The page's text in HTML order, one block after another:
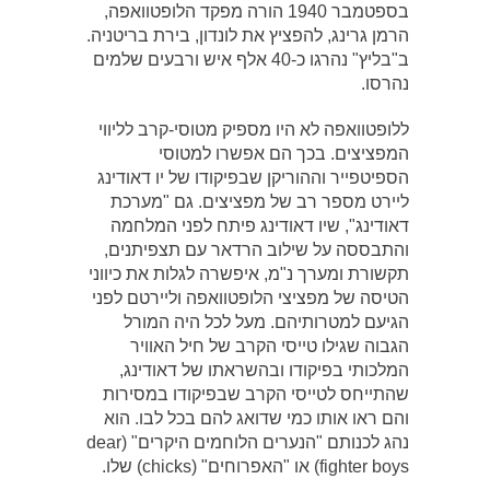
בספטמבר 1940 הורה מפקד הלופטוואפה,
הרמן גרינג, להפציץ את לונדון, בירת בריטניה.
ב"בליץ" נהרגו כ-40 אלף איש ורבעים שלמים
נהרסו.
ללופטוואפה לא היו מספיק מטוסי-קרב לליווי
המפציצים. בכך הם אפשרו למטוסי
הספיטפייר וההוריקן שבפיקודו של יו דאודינג
ליירט מספר רב של מפציצים. גם "מערכת
דאודינג", שיו דאודינג פיתח לפני המלחמה
והתבססה על שילוב הרדאר עם תצפיתנים,
תקשורת ומערך נ"מ, איפשרה לגלות את כיווני
הטיסה של מפציצי הלופטוואפה וליירטם לפני
הגיעם למטרותיהם. מעל לכל היה המורל
הגבוה שגילו טייסי הקרב של חיל האוויר
המלכותי בפיקודו ובהשראתו של דאודינג,
שהתייחס לטייסי הקרב שבפיקודו במסירות
והם ראו אותו כמי שדואג להם בכל לבו. הוא
נהג לכנותם "הנערים הלוחמים היקרים" (dear
fighter boys) או "האפרוחים" (chicks) שלו.